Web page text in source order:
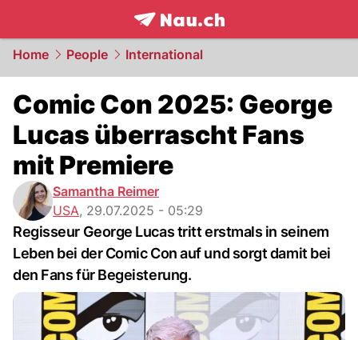
frontpage.NAU.ch
Home People International
Comic Con 2025: George
Lucas überrascht Fans
mit Premiere
Samantha Reimer
USA, 29.07.2025 - 05:29
Regisseur George Lucas tritt erstmals in seinem
Leben bei der Comic Con auf und sorgt damit bei
den Fans für Begeisterung.